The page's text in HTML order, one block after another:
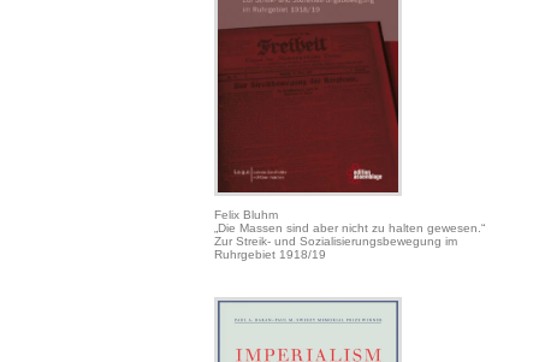
Felix Bluhm
„Die Massen sind aber nicht zu halten gewesen.“
Zur Streik- und Sozialisierungsbewegung im
Ruhrgebiet 1918/19